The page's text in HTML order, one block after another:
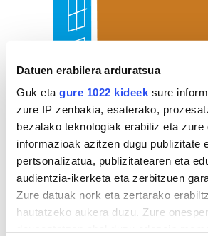
Datuen erabilera arduratsua
Guk eta gure 1022 kideek sure
zure IP zenbakia, esaterako,
bezalako teknologiak erabiliz eta zure
informazioak azitzen dugu publizitate
pertsonalizatua, publizitatearen eta
audientzia-ikerketa eta zerbitzuen
Zure datuak nork eta zertarako
hautatzeko aukera duzu. Zure